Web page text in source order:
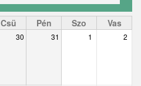
Csü Pén Szo Vas
30 31 1 2